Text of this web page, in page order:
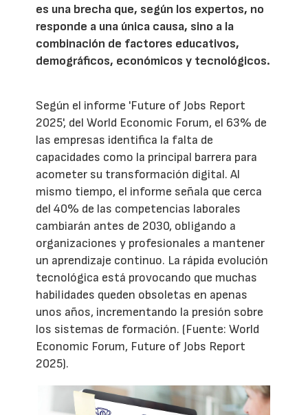
es una brecha que, según los expertos, no
responde a una única causa, sino a la
combinación de factores educativos,
demográficos, económicos y tecnológicos.
Según el informe 'Future of Jobs Report
2025', del World Economic Forum, el 63% de
las empresas identifica la falta de
capacidades como la principal barrera para
acometer su transformación digital. Al
mismo tiempo, el informe señala que cerca
del 40% de las competencias laborales
cambiarán antes de 2030, obligando a
organizaciones y profesionales a mantener
un aprendizaje continuo. La rápida evolución
tecnológica está provocando que muchas
habilidades queden obsoletas en apenas
unos años, incrementando la presión sobre
los sistemas de formación. (Fuente: World
Economic Forum, Future of Jobs Report
2025).